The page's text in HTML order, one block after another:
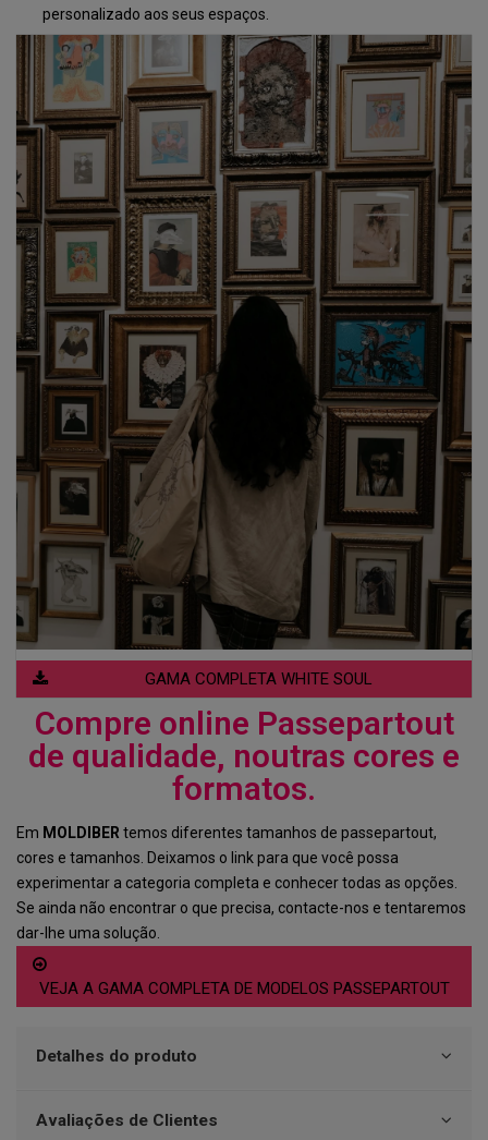
personalizado aos seus espaços.
GAMA COMPLETA WHITE SOUL
Compre online Passepartout
de qualidade, noutras cores e
formatos.
Em MOLDIBER temos diferentes tamanhos de passepartout,
cores e tamanhos. Deixamos o link para que você possa
experimentar a categoria completa e conhecer todas as opções.
Se ainda não encontrar o que precisa, contacte-nos e tentaremos
dar-lhe uma solução.
VEJA A GAMA COMPLETA DE MODELOS PASSEPARTOUT
Detalhes do produto
Avaliações de Clientes